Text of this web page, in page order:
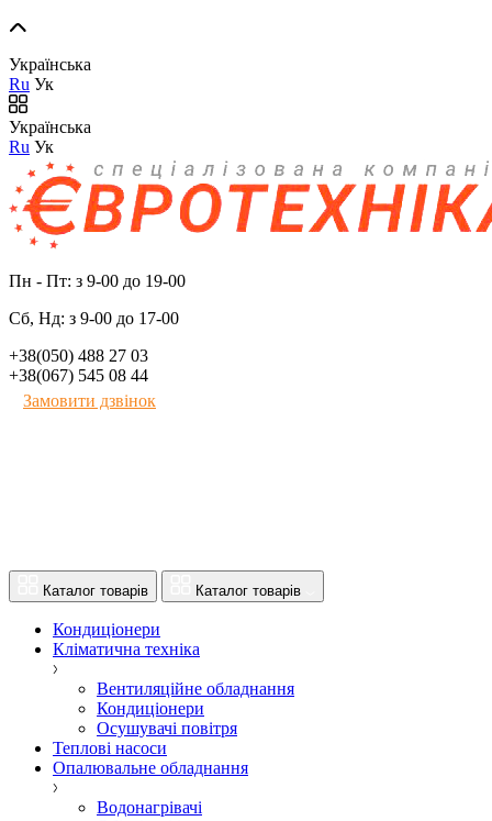
Українська
Ru Ук
Українська
Ru Ук
Пн - Пт: з 9-00 до 19-00
Сб, Нд: з 9-00 до 17-00
+38(050) 488 27 03
+38(067) 545 08 44
Замовити дзвінок
Каталог товарів Каталог товарів
Кондиціонери
Кліматична техніка
Вентиляційне обладнання
Кондиціонери
Осушувачі повітря
Теплові насоси
Опалювальне обладнання
Водонагрівачі